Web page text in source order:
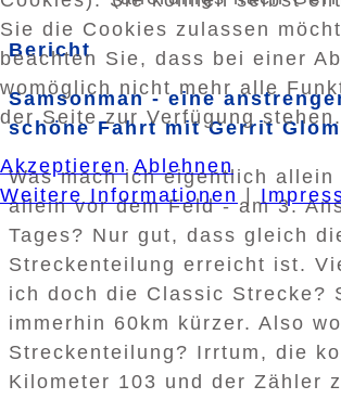
Bericht
Samsonman - eine
schöne Fahrt mit Gerrit
Was mach ich eigentlich
allein vor dem Feld - am 3.
Tages? Nur gut, dass gleich
Streckenteilung erreicht ist.
ich doch die Classic Strecke?
immerhin 60km kürzer. Also
Streckenteilung? Irrtum, die
Kilometer 103 und der Zähler
Sie die Cookies zulassen
beachten Sie, dass bei einer
womöglich nicht mehr alle
der Seite zur Verfügung stehen.
Akzeptieren Ablehnen
Weitere Informationen |